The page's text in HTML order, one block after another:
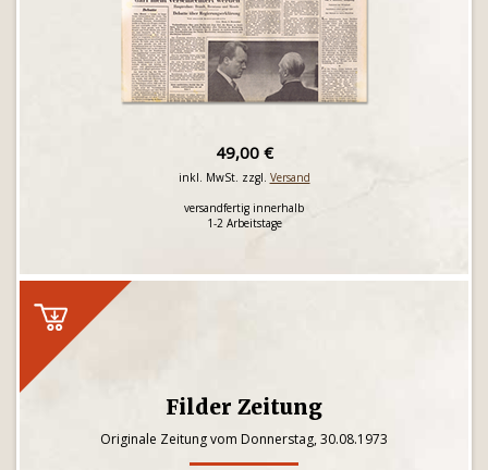
49,00 €
inkl. MwSt. zzgl. Versand
versandfertig innerhalb
1-2 Arbeitstage
Filder Zeitung
Originale Zeitung vom Donnerstag, 30.08.1973